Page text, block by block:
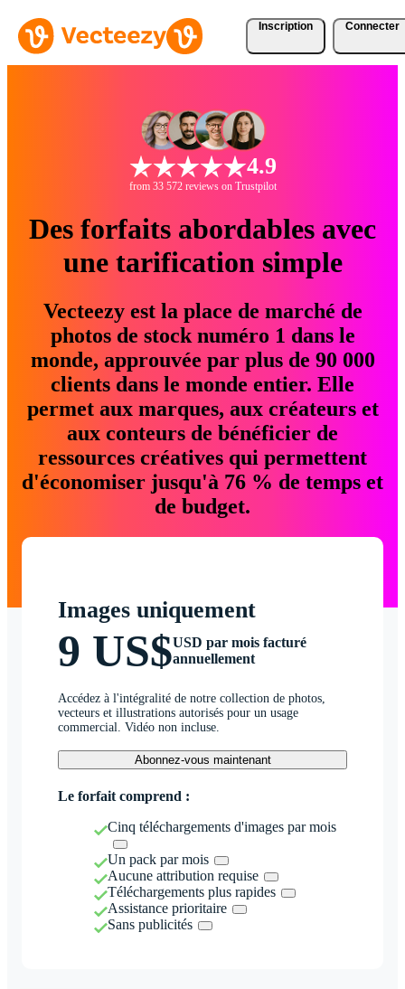
Inscription Connecter
4.9
from 33 572 reviews on Trustpilot
Des forfaits abordables avec
une tarification simple
Vecteezy est la place de marché de
photos de stock numéro 1 dans le
monde, approuvée par plus de 90 000
clients dans le monde entier. Elle
permet aux marques, aux créateurs et
aux conteurs de bénéficier de
ressources créatives qui permettent
d'économiser jusqu'à 76 % de temps et
de budget.
Images uniquement
9 US$USD par mois facturé
annuellement
Accédez à l'intégralité de notre collection de photos,
vecteurs et illustrations autorisés pour un usage
commercial. Vidéo non incluse.
Abonnez-vous maintenant
Le forfait comprend :
Cinq téléchargements d'images par mois
Un pack par mois
Aucune attribution requise
Téléchargements plus rapides
Assistance prioritaire
Sans publicités